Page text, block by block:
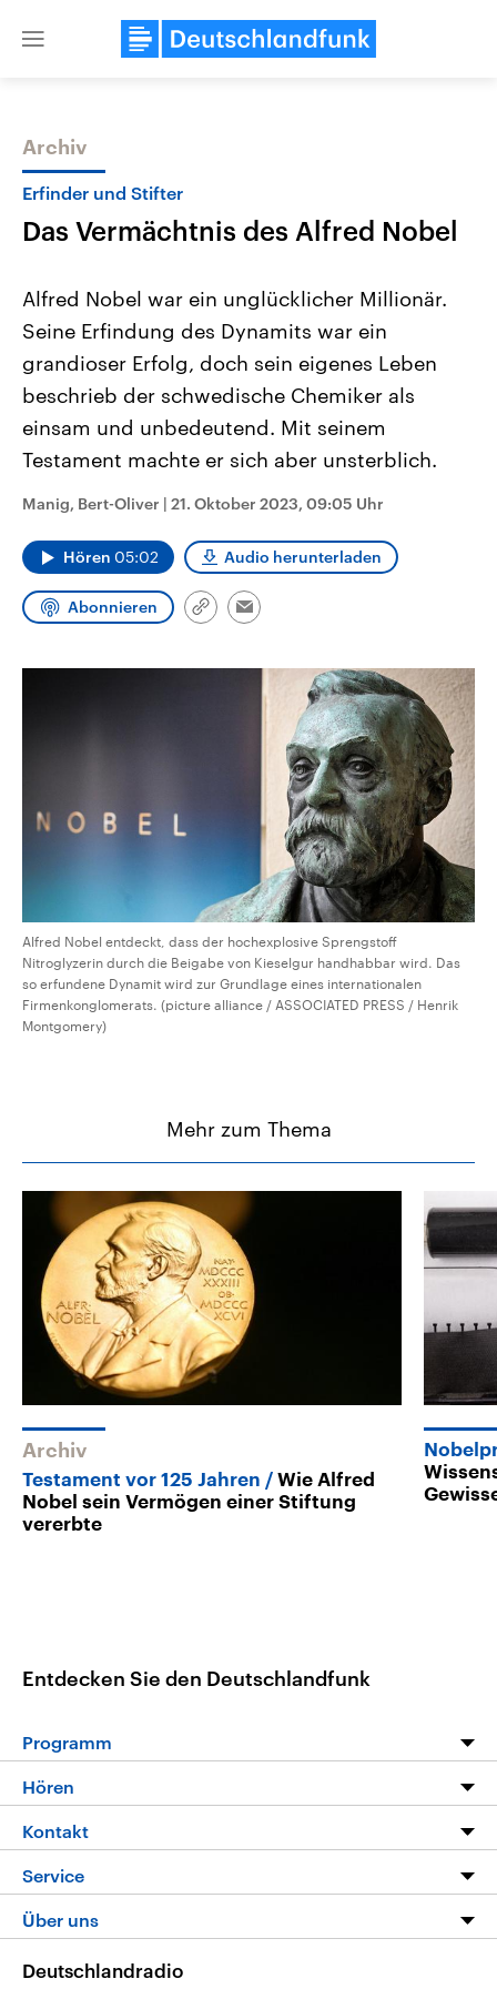
Close
Themen
Landtagswahl Sachsen-Anhalt
2026
Alle Informationen
Sachsen-Anhalt wählt am 6.
September 2026 einen neuen
Bundesland von einer Koalition aus
CDU, SPD und FDP regiert.-
Wahlprogramme, aktuelle Berichte
und Hintergründe zu den Parteien
Wahl.
USA
Aktuelle Beiträge,
Hintergründe
Wirtschaftlich und
gehören die Vereinigten
mit großem Einfluss auf
aktuelle Weltgeschehen.
Sendungen Programm Podcasts
Audio-Archiv
Archiv
Erfinder und Stifter
Das Vermächtnis des Alfred Nobel
Alfred Nobel war ein unglücklicher Millionär.
Seine Erfindung des Dynamits war ein
grandioser Erfolg, doch sein eigenes Leben
beschrieb der schwedische Chemiker als
einsam und unbedeutend. Mit seinem
Testament machte er sich aber unsterblich.
Manig, Bert-Oliver | 21. Oktober 2023, 09:05 Uhr
Hören 05:02 Audio herunterladen
Abonnieren
Link
Email
Alfred Nobel entdeckt, dass der hochexplosive Sprengstoff
Nitroglyzerin durch die Beigabe von Kieselgur handhabbar wird. Das
so erfundene Dynamit wird zur Grundlage eines internationalen
Firmenkonglomerats. (picture alliance / ASSOCIATED PRESS / Henrik
Montgomery)
Mehr zum Thema
Archiv
Testament vor 125 Jahren
Wie Alfred
Nobel sein Vermögen einer Stiftung
vererbte
Entdecken Sie den Deutschlandfunk
Programm
Programm
Die Nachrichten
Nachrichtenleicht
Neue Beiträge auf dlf.de
Hören
Livestream
Podcasts
Deutschlandfunk App
Nachrichten App
Kontakt
Hörerservice
Service
FAQ
Veranstaltungen
Über uns
Deutschlandradio